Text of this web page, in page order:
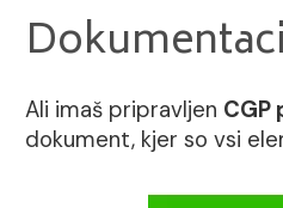
Ali imaš pripravljen CGP
dokument, kjer so vsi